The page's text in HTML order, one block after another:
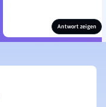
Antwort zeigen